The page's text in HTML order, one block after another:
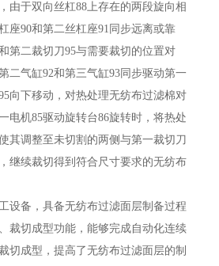
由于双向丝杠88上存在的两段旋向相
座90和第二丝杠座91同步远离或靠
第二裁切刀95与需要裁切的位置对
二气缸92和第三气缸93同步驱动第一
向下移动，对热处理无纺布过滤棉对
电机85驱动旋转台86旋转时，将热处
其调整至未切割的两侧与第一裁切刀
继续裁切得到符合尺寸要求的无纺布
设备，具备无纺布过滤面层制备过程
裁切成型功能，能够完成自动化连续
切成型，提高了无纺布过滤面层的制